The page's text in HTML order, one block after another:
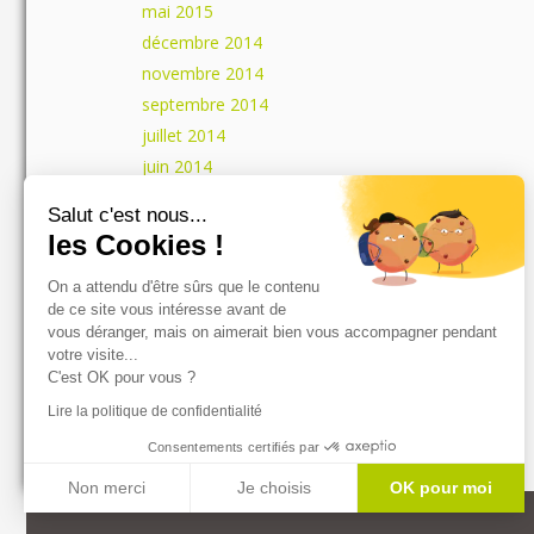
Salut c'est nous...
les Cookies !
On a attendu d'être sûrs que le contenu
de ce site vous intéresse avant de
vous déranger, mais on aimerait bien vous accompagner pendant
votre visite...
C'est OK pour vous ?
Lire la politique de confidentialité
Consentements certifiés par
Non merci Je choisis
OK pour moi
mai 2015
décembre 2014
novembre 2014
septembre 2014
juillet 2014
juin 2014
avril 2014
mars 2014
février 2014
Catégories
Actualités